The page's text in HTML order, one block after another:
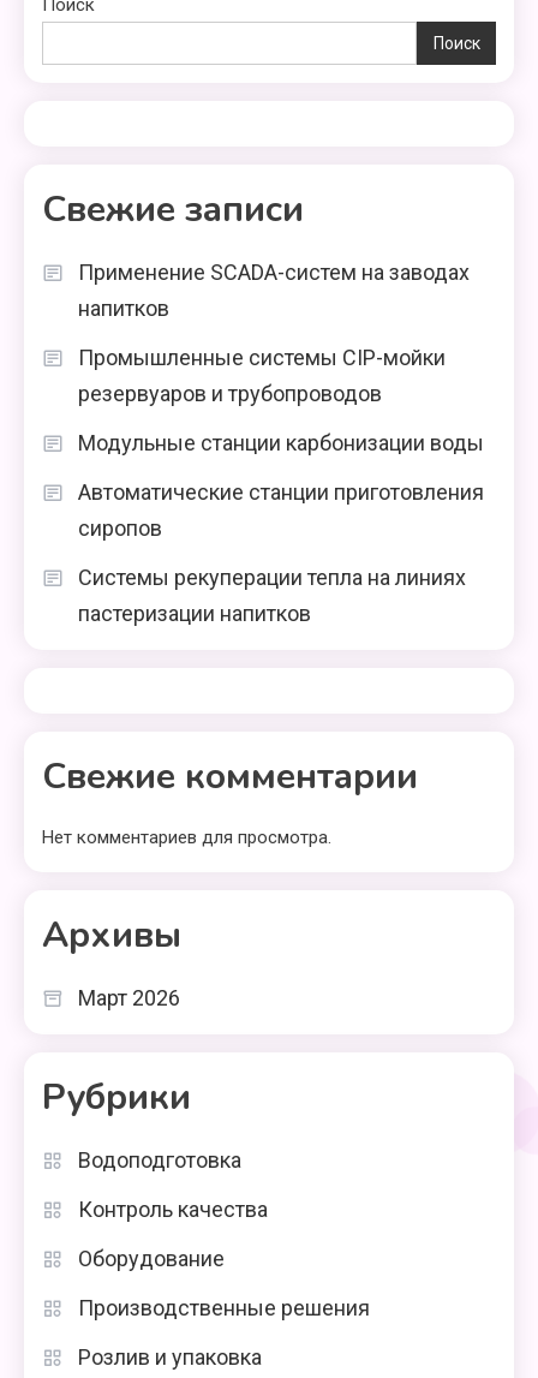
Поиск
Поиск
Свежие записи
Применение SCADA-систем на заводах
напитков
Промышленные системы CIP-мойки
резервуаров и трубопроводов
Модульные станции карбонизации воды
Автоматические станции приготовления
сиропов
Системы рекуперации тепла на линиях
пастеризации напитков
Свежие комментарии
Нет комментариев для просмотра.
Архивы
Март 2026
Рубрики
Водоподготовка
Контроль качества
Оборудование
Производственные решения
Розлив и упаковка